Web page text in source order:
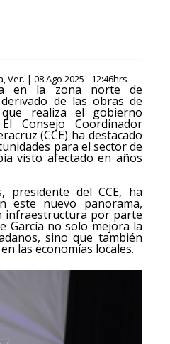
| 08 Ago 2025 - 12:46hrs
en la zona norte de
de las obras de
realiza el gobierno
Consejo Coordinador
(CCE) ha destacado
para el sector de
visto afectado en años
presidente del CCE, ha
este nuevo panorama,
infraestructura por parte
García no solo mejora la
sino que también
las economías locales.